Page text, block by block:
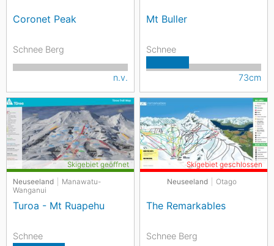
Coronet Peak
Schnee Berg
n.v.
Mt Buller
Schnee
73cm
Neuseeland
Manawatu-
Wanganui
Turoa - Mt Ruapehu
Skigebiet geöffnet
Schnee
Neuseeland Otago
The Remarkables
Skigebiet geschlossen
Schnee Berg